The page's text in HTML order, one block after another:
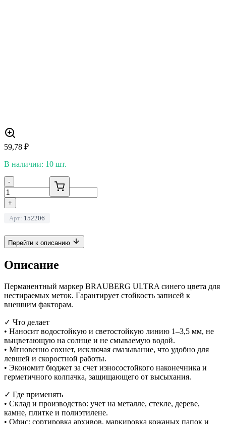
59,78 ₽
В наличии: 10 шт.
-
+
Арт: 152206
Перейти к описанию
Описание
Перманентный маркер BRAUBERG ULTRA синего цвета для
нестираемых меток. Гарантирует стойкость записей к
внешним факторам.
✓ Что делает
• Наносит водостойкую и светостойкую линию 1–3,5 мм, не
выцветающую на солнце и не смываемую водой.
• Мгновенно сохнет, исключая смазывание, что удобно для
левшей и скоростной работы.
• Экономит бюджет за счет износостойкого наконечника и
герметичного колпачка, защищающего от высыхания.
✓ Где применять
• Склад и производство: учет на металле, стекле, дереве,
камне, плитке и полиэтилене.
• Офис: сортировка архивов, маркировка кожаных папок и